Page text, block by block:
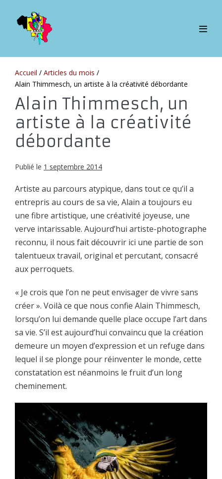
contenu
Accueil / Articles du mois /
Alain Thimmesch, un artiste à la créativité débordante
Alain Thimmesch, un
artiste à la créativité
débordante
Publié le 1 septembre 2014
Artiste au parcours atypique, dans tout ce qu’il a
entrepris au cours de sa vie, Alain a toujours eu
une fibre artistique, une créativité joyeuse, une
verve intarissable. Aujourd’hui artiste-photographe
reconnu, il nous fait découvrir ici une partie de son
talentueux travail, original et percutant, consacré
aux perroquets.
« Je crois que l’on ne peut envisager de vivre sans
créer ». Voilà ce que nous confie Alain Thimmesch,
lorsqu’on lui demande quelle place occupe l’art dans
sa vie. S’il est aujourd’hui convaincu que la création
demeure un moyen d’expression et un refuge dans
lequel il se plonge pour réinventer le monde, cette
constatation est néanmoins le fruit d’un long
cheminement.